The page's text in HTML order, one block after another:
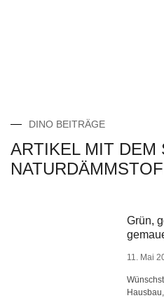
DINO BEITRÄGE
ARTIKEL MIT DEM
Grün,
11. Mai